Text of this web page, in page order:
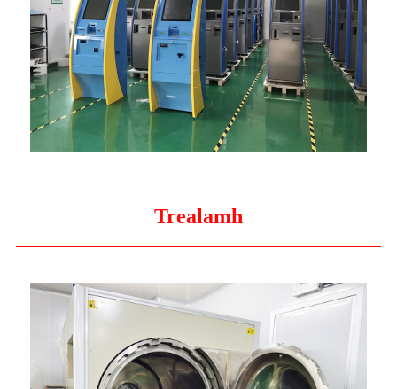
Trealamh